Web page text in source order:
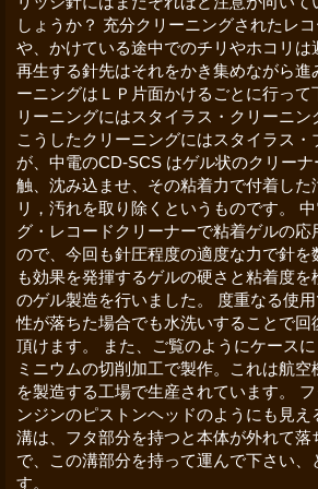
しょうか？ 充分クリーニングされたレ
や、かけている途中でのチリやホコリは
再生する針先はそれをかき集めながら進
ーニングはＬＰ片面かけるごとに行って
リーニングにはスタイラス・クリーニン
こうしたクリーニングにはスタイラス・
が、中電のCD-SCS はゲル状のクリー
触、沈み込ませ、その粘着力で付着した
リ，汚れを取り除くというものです。
グ・レコードクリーナーで粘着ゲルの応
ので、今回も針圧程度の適度な力で針を
も効果を発揮するゲルの硬さと粘着度
のゲル製造を行いました。 度重なる使
性が落ちた場合でも水洗いすることで回
頂けます。 また、ご覧のようにケース
ミニウムの切削加工で製作。これは航
を製造する工場で生産されています。
ンジンのピストンヘッドのようにも見
溝は、フタ部分を持つと本体が外れて落
で、この溝部分を持って運んで下さい、
す。